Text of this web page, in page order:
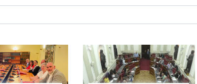
búsqueda